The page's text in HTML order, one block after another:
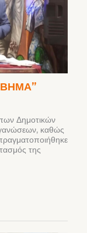
ΒΗΜΑ”
Δημοτικών
καθώς
της